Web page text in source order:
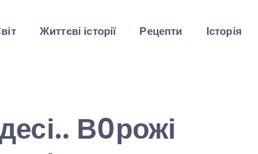
Життєві історії Рецепти Історія
В0рожі